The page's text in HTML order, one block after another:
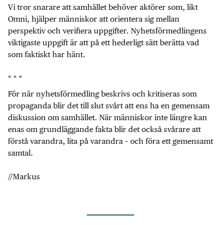
Vi tror snarare att samhället behöver aktörer som, likt
Omni, hjälper människor att orientera sig mellan
perspektiv och verifiera uppgifter. Nyhetsförmedlingens
viktigaste uppgift är att på ett hederligt sätt berätta vad
som faktiskt har hänt.
* * *
För när nyhetsförmedling beskrivs och kritiseras som
propaganda blir det till slut svårt att ens ha en gemensam
diskussion om samhället. När människor inte längre kan
enas om grundläggande fakta blir det också svårare att
förstå varandra, lita på varandra – och föra ett gemensamt
samtal.
//Markus